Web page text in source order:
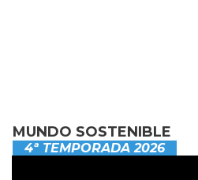
MUNDO SOSTENIBLE
4ª TEMPORADA 2026